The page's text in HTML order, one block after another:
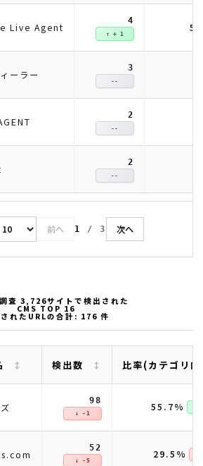
Live Agent
4
↑ + 1
ーラー
3
--
2
--
2
--
前へ 1 / 3 次へ
査 3,726サイトで検出された
CMS TOP 16
れたURLの合計: 176 件
検出数 比率(カテゴリ
98
↓ -1 55.7%
52
↓ -5 29.5%